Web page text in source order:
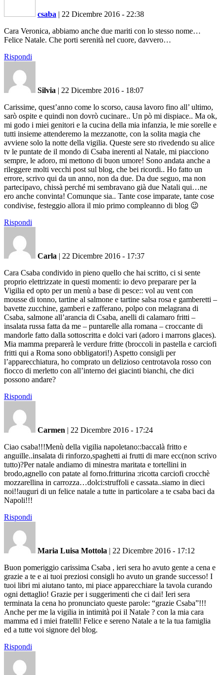
csaba | 22 Dicembre 2016 - 22:38
Cara Veronica, abbiamo anche due mariti con lo stesso nome…
Felice Natale. Che porti serenità nel cuore, davvero…
Rispondi
Silvia | 22 Dicembre 2016 - 18:07
Carissime, quest’anno come lo scorso, causa lavoro fino all’ ultimo,
sarò ospite e quindi non dovrò cucinare.. Un pò mi dispiace.. Ma ok,
mi godo i miei genitori e la cucina della mia infanzia, le mie sorelle e
tutti insieme attenderemo la mezzanotte, con la solita magia che
avviene solo la notte della vigilia. Queste sere sto rivedendo su alice
tv le puntate de il mondo di Csaba inerenti al Natale, mi piacciono
sempre, le adoro, mi mettono di buon umore! Sono andata anche a
rileggere molti vecchi post sul blog, che bei ricordi.. Ho fatto un
errore, scrivo qui da un anno, non da due. Da due seguo, ma non
partecipavo, chissà perché mi sembravano già due Natali qui…ne
ero anche convinta! Comunque sia.. Tante cose imparate, tante cose
condivise, festeggio allora il mio primo compleanno di blog 😉
Rispondi
Carla | 22 Dicembre 2016 - 17:37
Cara Csaba condivido in pieno quello che hai scritto, ci si sente
proprio elettrizzate in questi momenti: io devo preparare per la
Vigilia ed opto per un menù a base di pesce:: vol au vent con
mousse di tonno, tartine al salmone e tartine salsa rosa e gamberetti –
bavette zucchine, gamberi e zafferano, polpo con melagrana di
Csaba, salmone all’arancia di Csaba, anelli di calamaro fritti –
insalata russa fatta da me – puntarelle alla romana – croccante di
mandorle fatto dalla sottoscritta e dolci vari (adoro i marrons glaces).
Mia mamma preparerà le verdure fritte (broccoli in pastella e carciofi
fritti qui a Roma sono obbligatori!) Aspetto consigli per
l’apparecchiatura, ho comprato un delizioso centrotavola rosso con
fiocco di merletto con all’interno dei giacinti bianchi, che dici
possono andare?
Rispondi
Carmen | 22 Dicembre 2016 - 17:24
Ciao csaba!!!Menù della vigilia napoletano::baccalà fritto e
anguille..insalata di rinforzo,spaghetti ai frutti di mare ecc(non scrivo
tutto)?Per natale andiamo di minestra maritata e tortellini in
brodo,agnello con patate al forno.fritturina :ricotta carciofi crocchè
mozzarellina in carrozza…dolci:struffoli e cassata..siamo in dieci
noi!!auguri di un felice natale a tutte in particolare a te csaba baci da
Napoli!!!
Rispondi
Maria Luisa Mottola | 22 Dicembre 2016 - 17:12
Buon pomeriggio carissima Csaba , ieri sera ho avuto gente a cena e
grazie a te e ai tuoi preziosi consigli ho avuto un grande successo! I
tuoi libri mi aiutano tanto, mi piace apparecchiare la tavola curando
ogni dettaglio! Grazie per i suggerimenti che ci dai! Ieri sera
terminata la cena ho pronunciato queste parole: “grazie Csaba”!!!
Anche per me la vigilia in intimità poi il Natale ? con la mia cara
mamma ed i miei fratelli! Felice e sereno Natale a te la tua famiglia
ed a tutte voi signore del blog.
Rispondi